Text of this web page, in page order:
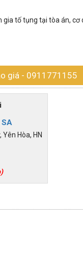
gia tố tụng tại tòa án, cơ
giá - 0911771155
Hòa, HN